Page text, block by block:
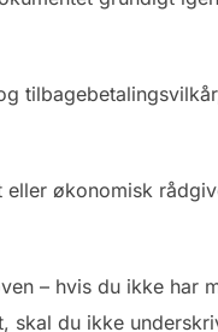
økonomisk
– hvis du ikke har
skal du ikke